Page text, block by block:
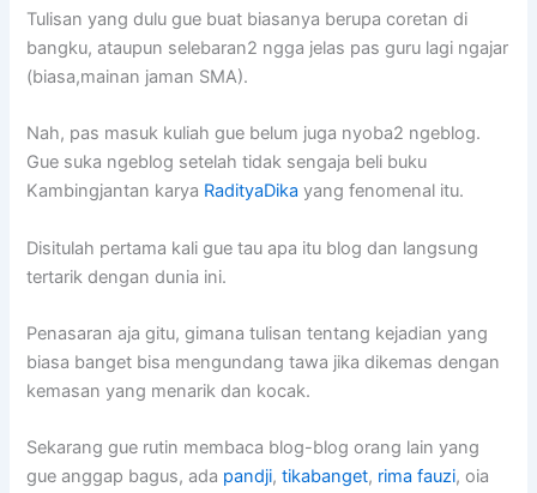
Tulisan yang dulu gue buat biasanya berupa coretan di
bangku, ataupun selebaran2 ngga jelas pas guru lagi ngajar
(biasa,mainan jaman SMA).
Nah, pas masuk kuliah gue belum juga nyoba2 ngeblog.
Gue suka ngeblog setelah tidak sengaja beli buku
Kambingjantan karya RadityaDika yang fenomenal itu.
Disitulah pertama kali gue tau apa itu blog dan langsung
tertarik dengan dunia ini.
Penasaran aja gitu, gimana tulisan tentang kejadian yang
biasa banget bisa mengundang tawa jika dikemas dengan
kemasan yang menarik dan kocak.
Sekarang gue rutin membaca blog-blog orang lain yang
gue anggap bagus, ada pandji,tikabanget, rima fauzi, oia